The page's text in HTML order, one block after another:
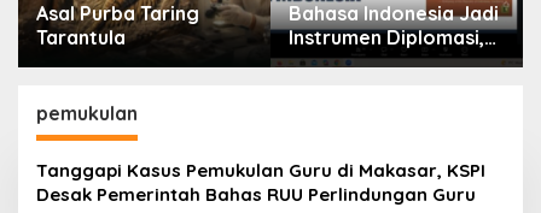
Asal Purba Taring
Tarantula
Bahasa Indonesia Jadi
Instrumen Diplomasi,
Atdikbud Perluas Jejak
pemukulan
Tanggapi Kasus Pemukulan Guru di Makasar, KSPI
Desak Pemerintah Bahas RUU Perlindungan Guru